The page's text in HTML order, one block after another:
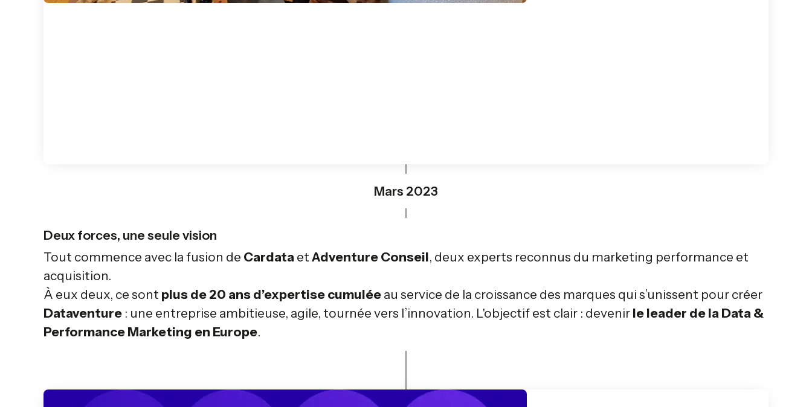
Mars 2023
Deux forces, une seule vision
Tout commence avec la fusion de Cardata et Adventure Conseil, deux experts reconnus du marketing performance et
acquisition.
À eux deux, ce sont plus de 20 ans d’expertise cumulée au service de la croissance des marques qui s’unissent pour créer
Dataventure : une entreprise ambitieuse, agile, tournée vers l’innovation. L'objectif est clair : devenir le leader de la Data &
Performance Marketing en Europe.